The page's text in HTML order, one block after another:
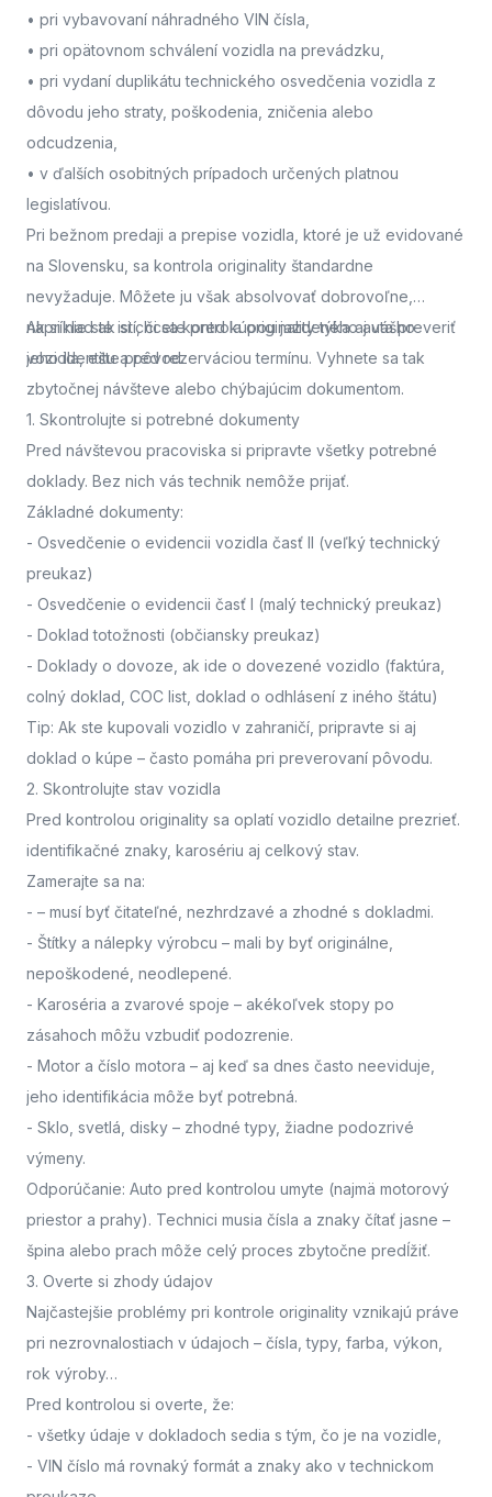
• pri vybavovaní náhradného VIN čísla,
• pri opätovnom schválení vozidla na prevádzku,
• pri vydaní duplikátu technického osvedčenia vozidla z
dôvodu jeho straty, poškodenia, zničenia alebo
odcudzenia,
• v ďalších osobitných prípadoch určených platnou
legislatívou.
Pri bežnom predaji a prepise vozidla, ktoré je už evidované
na Slovensku, sa kontrola originality štandardne
nevyžaduje. Môžete ju však absolvovať dobrovoľne,
napríklad ak si chcete pred kúpou jazdeného auta preveriť
jeho identitu a pôvod.
Ak si nie ste istí, či sa kontrola originality týka aj vášho
vozidla,ešte pred rezerváciou termínu. Vyhnete sa tak
zbytočnej návšteve alebo chýbajúcim dokumentom.
1. Skontrolujte si potrebné dokumenty
Pred návštevou pracoviska si pripravte všetky potrebné
doklady. Bez nich vás technik nemôže prijať.
Základné dokumenty:
- Osvedčenie o evidencii vozidla časť II (veľký technický
preukaz)
- Osvedčenie o evidencii časť I (malý technický preukaz)
- Doklad totožnosti (občiansky preukaz)
- Doklady o dovoze, ak ide o dovezené vozidlo (faktúra,
colný doklad, COC list, doklad o odhlásení z iného štátu)
Tip: Ak ste kupovali vozidlo v zahraničí, pripravte si aj
doklad o kúpe – často pomáha pri preverovaní pôvodu.
2. Skontrolujte stav vozidla
Pred kontrolou originality sa oplatí vozidlo detailne prezrieť.
identifikačné znaky, karosériu aj celkový stav.
Zamerajte sa na:
- – musí byť čitateľné, nezhrdzavé a zhodné s dokladmi.
- Štítky a nálepky výrobcu – mali by byť originálne,
nepoškodené, neodlepené.
- Karoséria a zvarové spoje – akékoľvek stopy po
zásahoch môžu vzbudiť podozrenie.
- Motor a číslo motora – aj keď sa dnes často neeviduje,
jeho identifikácia môže byť potrebná.
- Sklo, svetlá, disky – zhodné typy, žiadne podozrivé
výmeny.
Odporúčanie: Auto pred kontrolou umyte (najmä motorový
priestor a prahy). Technici musia čísla a znaky čítať jasne –
špina alebo prach môže celý proces zbytočne predĺžiť.
3. Overte si zhody údajov
Najčastejšie problémy pri kontrole originality vznikajú práve
pri nezrovnalostiach v údajoch – čísla, typy, farba, výkon,
rok výroby…
Pred kontrolou si overte, že:
- všetky údaje v dokladoch sedia s tým, čo je na vozidle,
- VIN číslo má rovnaký formát a znaky ako v technickom